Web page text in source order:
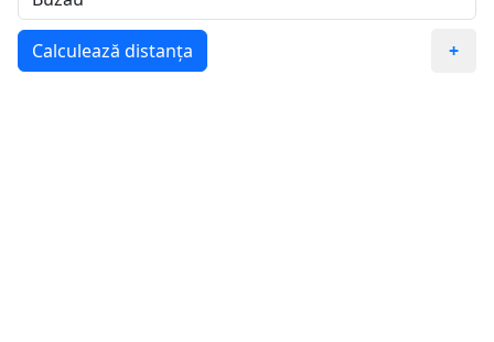
Calculează distanța +